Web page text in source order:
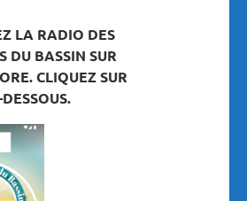
LA RADIO DES
DU BASSIN SUR
CLIQUEZ SUR